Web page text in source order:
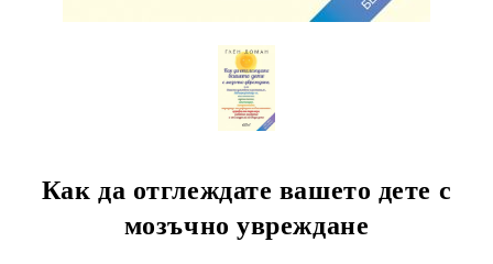
Как да отглеждате вашето дете с
мозъчно увреждане